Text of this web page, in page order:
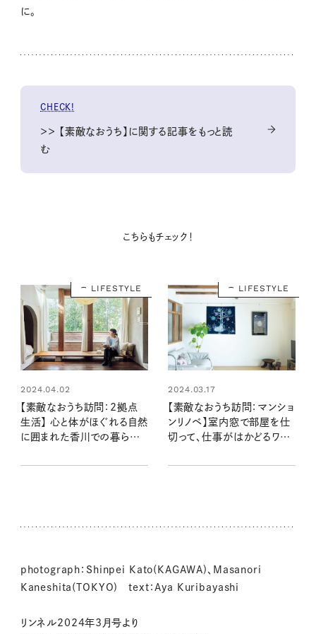
に。
CHECK!
＞＞ 【素敵なおうち】に関する記事をもっと読
む
こちらもチェック！
LIFESTYLE
2024.04.02
【素敵なおうち訪問：2拠点
生活】 心と体がほぐれる自然
に囲まれた香川での暮らし
前編）
LIFESTYLE
2024.03.17
【素敵なおうち訪問：マンショ
ンリノベ】室内窓で部屋を仕
切って、仕事がはかどるワー
澤田かよこさん 後編）
photograph：Shinpei Kato(KAGAWA)、Masanori
Kaneshita(TOKYO) text：Aya Kuribayashi
リンネル2024年3月号より